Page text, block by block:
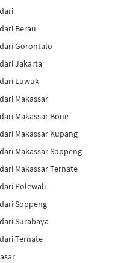
Berau
Gorontalo
Jakarta
Luwuk
Makassar
Makassar Bone
Makassar Kupang
Makassar Soppeng
Makassar Ternate
Polewali
Soppeng
Surabaya
Ternate